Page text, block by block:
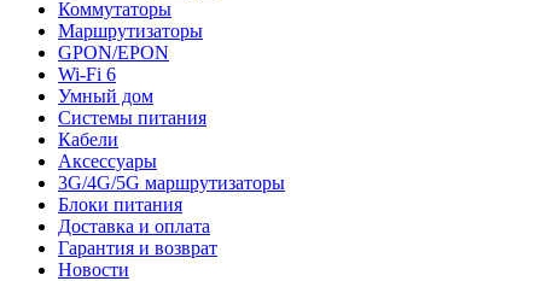
Коммутаторы
Маршрутизаторы
GPON/EPON
Wi-Fi 6
Умный дом
Системы питания
Кабели
Аксессуары
3G/4G/5G маршрутизаторы
Блоки питания
Доставка и оплата
Гарантия и возврат
Новости